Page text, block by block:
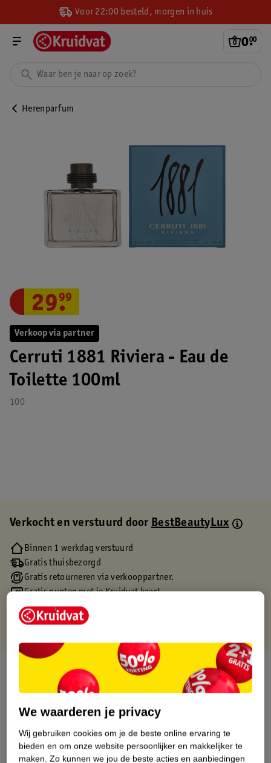
Voor 22:00 besteld, morgen in huis
0.
00
Herenparfum
Verkoop via partner
Cerruti 1881 Riviera - Eau de
Toilette 100ml
100
29.
99
Verkocht en verstuurd doorBestBeautyLux
Binnen 1 werkdag verstuurd
Gratis thuisbezorgd
Gratis retourneren via verkooppartner.
Gratis punten met je Kruidvat kaart
Over dit product
Etiketinformatie
We waarderen je privacy
Wij gebruiken cookies om je de beste online ervaring te
bieden en om onze website persoonlijker en makkelijker te
maken. Zo kunnen we jou de beste acties en aanbiedingen